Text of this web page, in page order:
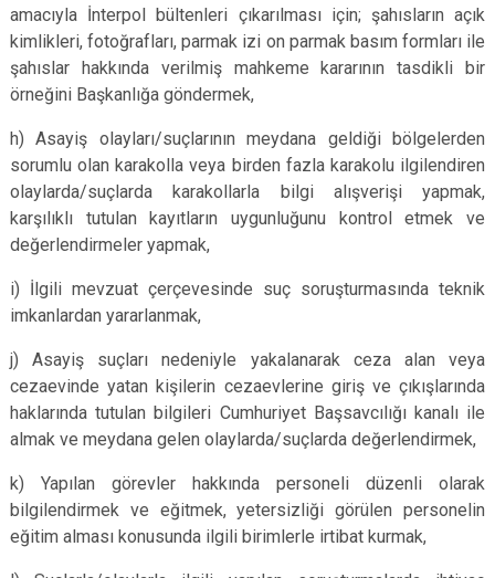
amacıyla İnterpol bültenleri çıkarılması için; şahısların açık
kimlikleri, fotoğrafları, parmak izi on parmak basım formları ile
şahıslar hakkında verilmiş mahkeme kararının tasdikli bir
örneğini Başkanlığa göndermek,
h) Asayiş olayları/suçlarının meydana geldiği bölgelerden
sorumlu olan karakolla veya birden fazla karakolu ilgilendiren
olaylarda/suçlarda karakollarla bilgi alışverişi yapmak,
karşılıklı tutulan kayıtların uygunluğunu kontrol etmek ve
değerlendirmeler yapmak,
i) İlgili mevzuat çerçevesinde suç soruşturmasında teknik
imkanlardan yararlanmak,
j) Asayiş suçları nedeniyle yakalanarak ceza alan veya
cezaevinde yatan kişilerin cezaevlerine giriş ve çıkışlarında
haklarında tutulan bilgileri Cumhuriyet Başsavcılığı kanalı ile
almak ve meydana gelen olaylarda/suçlarda değerlendirmek,
k) Yapılan görevler hakkında personeli düzenli olarak
bilgilendirmek ve eğitmek, yetersizliği görülen personelin
eğitim alması konusunda ilgili birimlerle irtibat kurmak,